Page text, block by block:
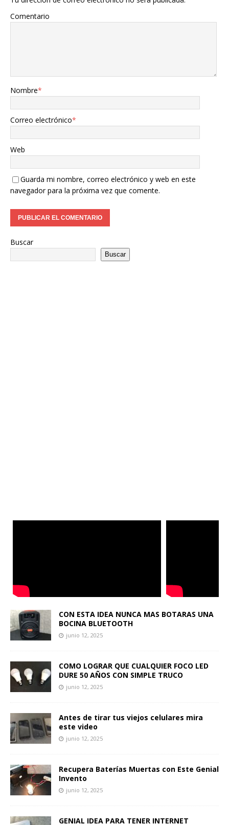
Comentario
Nombre*
Correo electrónico*
Web
Guarda mi nombre, correo electrónico y web en este
navegador para la próxima vez que comente.
Buscar
Buscar
CON ESTA IDEA NUNCA MAS BOTARAS UNA
BOCINA BLUETOOTH
junio 12, 2025
COMO LOGRAR QUE CUALQUIER FOCO LED
DURE 50 AÑOS CON SIMPLE TRUCO
junio 12, 2025
Antes de tirar tus viejos celulares mira
este video
junio 12, 2025
Recupera Baterías Muertas con Este Genial
Invento
junio 12, 2025
GENIAL IDEA PARA TENER INTERNET